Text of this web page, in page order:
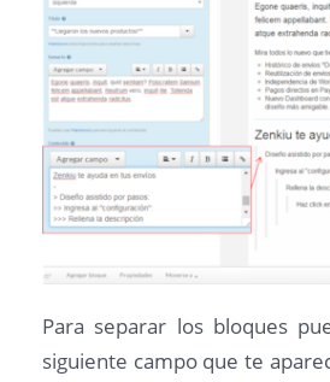
Para separar los bloques
siguiente campo que te